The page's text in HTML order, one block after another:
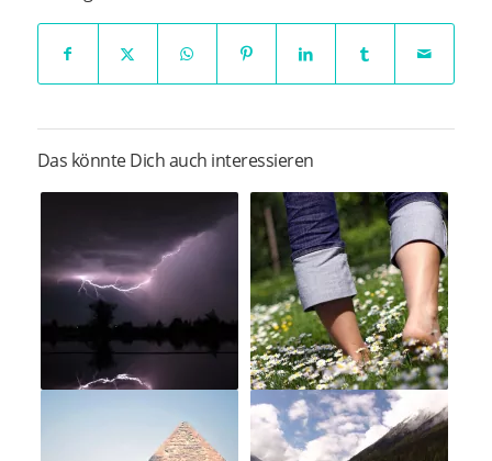
Das könnte Dich auch interessieren